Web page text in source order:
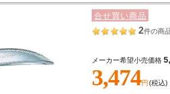
合せ買い商品
2件の商
メーカー希望小売価格
3,474円 (税込)